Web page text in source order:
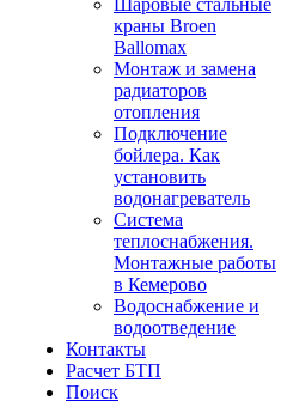
Шаровые стальные
краны Broen
Ballomax
Монтаж и замена
радиаторов
отопления
Подключение
бойлера. Как
установить
водонагреватель
Система
теплоснабжения.
Монтажные работы
в Кемерово
Водоснабжение и
водоотведение
Контакты
Расчет БТП
Поиск